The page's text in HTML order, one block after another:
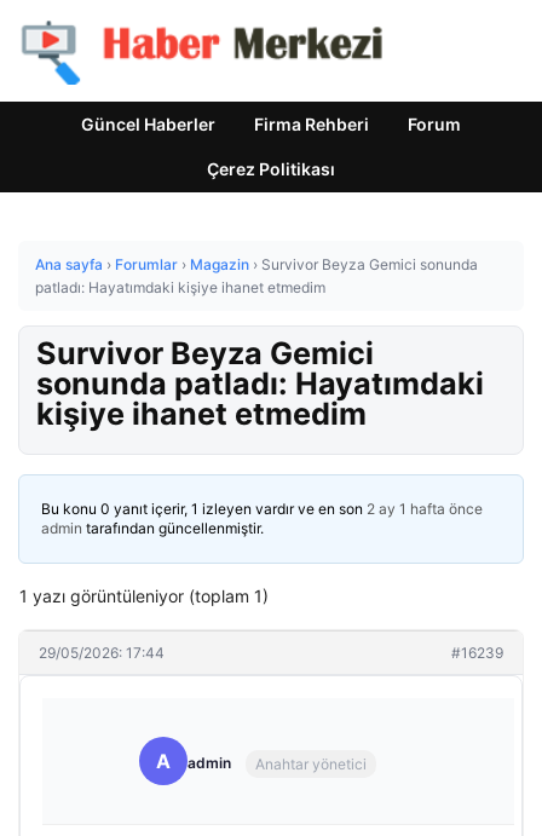
Güncel Haberler Firma Rehberi Forum
Çerez Politikası
Ana sayfa › Forumlar › Magazin › Survivor Beyza Gemici sonunda
patladı: Hayatımdaki kişiye ihanet etmedim
Survivor Beyza Gemici
sonunda patladı: Hayatımdaki
kişiye ihanet etmedim
Bu konu 0 yanıt içerir, 1 izleyen vardır ve en son 2 ay 1 hafta önce
admin tarafından güncellenmiştir.
1 yazı görüntüleniyor (toplam 1)
29/05/2026: 17:44 #16239
A admin Anahtar yönetici